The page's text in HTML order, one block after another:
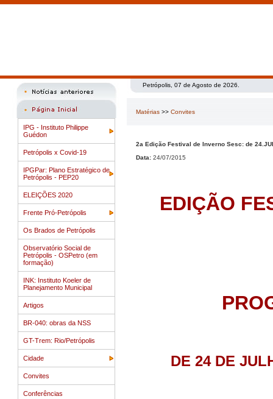
IPG - Instituto Philippe
Guédon
Petrópolis x Covid-19
IPGPar: Plano Estratégico de
Petrópolis - PEP20
ELEIÇÕES 2020
Frente Pró-Petrópolis
Os Brados de Petrópolis
Observatório Social de
Petrópolis - OSPetro (em
formação)
INK: Instituto Koeler de
Planejamento Municipal
Artigos
BR-040: obras da NSS
GT-Trem: Rio/Petrópolis
Cidade
Convites
Conferências
Petrópolis, 07 de Agosto de 2026.
Matérias >> Convites
2a Edição Festival de Inverno Sesc: de
Data: 24/07/2015
EDIÇÃO
DE 24 DE